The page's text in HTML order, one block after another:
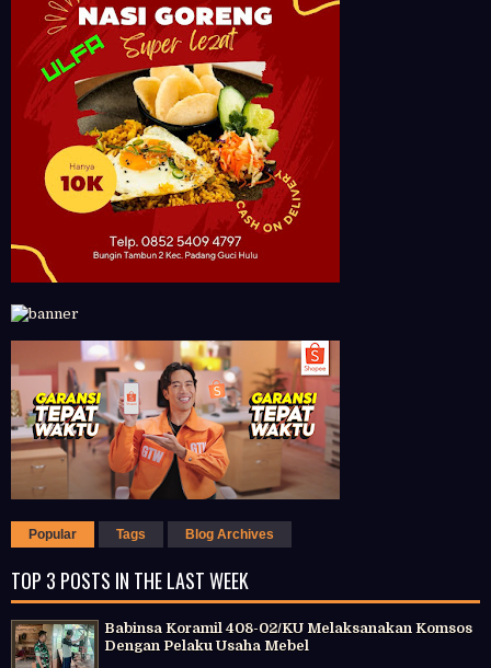
Popular Tags Blog Archives
TOP 3 POSTS IN THE LAST WEEK
Babinsa Koramil 408-02/KU Melaksanakan Komsos
Dengan Pelaku Usaha Mebel